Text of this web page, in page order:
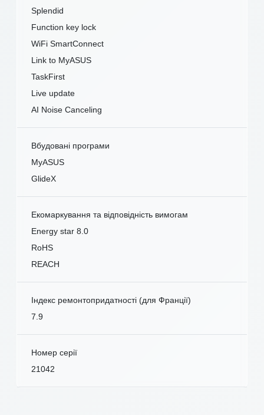
Splendid
Function key lock
WiFi SmartConnect
Link to MyASUS
TaskFirst
Live update
AI Noise Canceling
Вбудовані програми
MyASUS
GlideX
Екомаркування та відповідність вимогам
Energy star 8.0
RoHS
REACH
Індекс ремонтопридатності (для Франції)
7.9
Номер серії
21042